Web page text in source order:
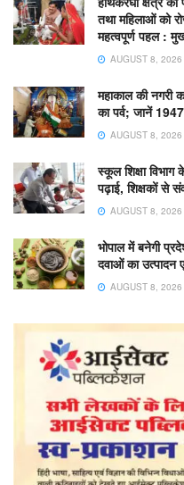
तथा महिलाओं को
महत्वपूर्ण पहल :
AUGUST 8, 2026
महाकाल की नगरी
का पर्व; जानें
AUGUST 8, 2026
स्कूल शिक्षा
पढ़ाई, शिक्षकों से
AUGUST 8, 2026
भोपाल में बनेगी
दवाओं का
AUGUST 8, 2026